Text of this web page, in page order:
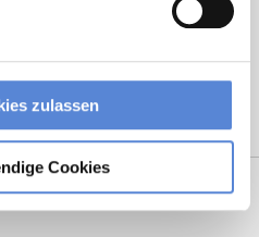
zulassen
Cookies